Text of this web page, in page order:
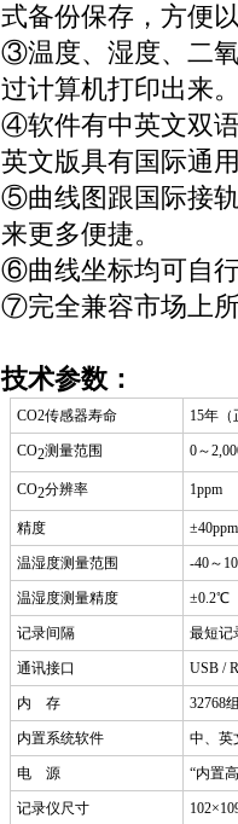
式备份保存，方便
③温度、湿度、二
过计算机打印出来
④软件有中英文双
英文版具有国际通
⑤曲线图跟国际接
来更多便捷。
⑥曲线坐标均可自
⑦完全兼容市场上
技术参数：
CO2传感器寿命 15年
CO2测量范围 0～
CO2分辨率 1ppm
精度
温湿度测量范围 -40～
温湿度测量精度 ±0.2℃
记录间隔 最短记
通讯接口 USB /
内 存 32768
内置系统软件 中、英
电 源 “内置
记录仪尺寸